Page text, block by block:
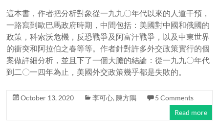
這本書，作者把分析對象從一九九〇年代以來的人道干預，
一路寫到歐巴馬政府時期，中間包括：美國對中國和俄國的
政策，科索沃危機，反恐戰爭及阿富汗戰爭，以及中東世界
的衝突和阿拉伯之春等等。作者針對許多外交政策實行的個
案做詳細分析，並且下了一個大膽的結論：從一九九〇年代
到二〇一四年為止，美國外交政策幾乎都是失敗的。
October 13, 2020 李可心,陳方隅
5 Comments
Read more